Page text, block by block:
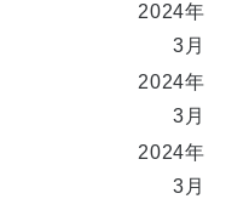
2024年
3月
2024年
3月
2024年
3月